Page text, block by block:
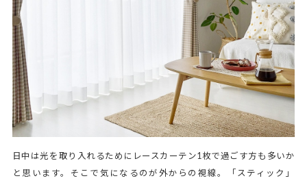
日中は光を取り入れるためにレースカーテン1枚で過ごす方も多いか
と思います。そこで気になるのが外からの視線。「スティック」